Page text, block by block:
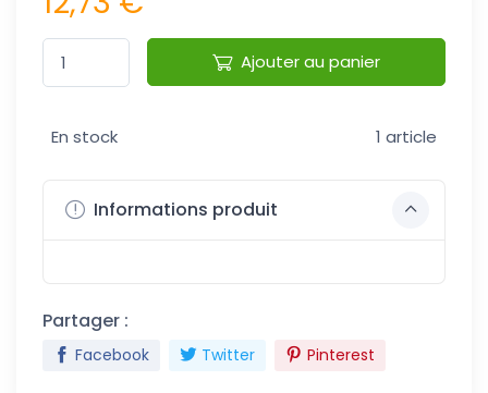
Ajouter au panier
En stock 1 article
Informations produit
Partager :
Facebook Twitter Pinterest